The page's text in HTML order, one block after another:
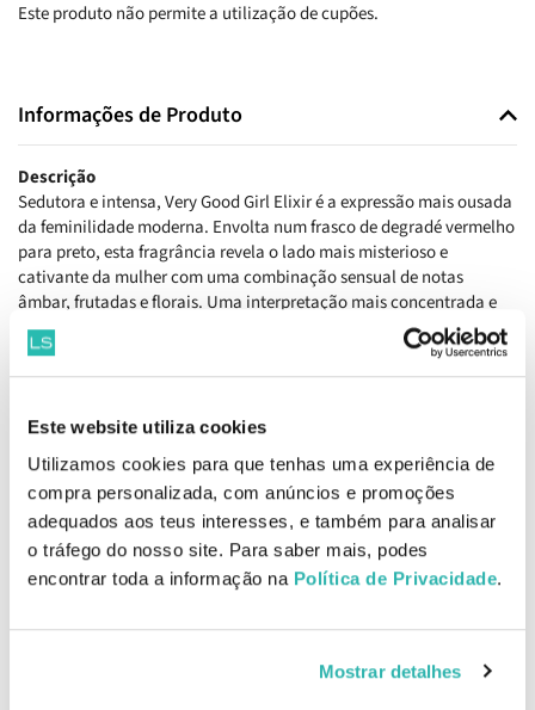
Este website utiliza cookies
Utilizamos cookies para que tenhas uma experiência de
compra personalizada, com anúncios e promoções
adequados aos teus interesses, e também para analisar
o tráfego do nosso site. Para saber mais, podes
encontrar toda a informação na Política de Privacidade.
Mostrar detalhes
Este produto não permite a utilização de cupões.
Informações de Produto
Descrição
Sedutora e intensa, Very Good Girl Elixir é a expressão mais ousada
da feminilidade moderna. Envolta num frasco de degradé vermelho
para preto, esta fragrância revela o lado mais misterioso e
cativante da mulher com uma combinação sensual de notas
âmbar, frutadas e florais. Uma interpretação mais concentrada e
viciante da Very Good Girl original, que exala confiança, charme e
poder.
Notas de topo: cereja preta, amêndoa amarga
Notas de coração: nardo, água de rosas
Notas de fundo: baunilha, cacau
Como aplicar
Aplicar numa área aberta e criar uma névoa em redor do corpo
para um efeito de fragrância subtil e uniforme.